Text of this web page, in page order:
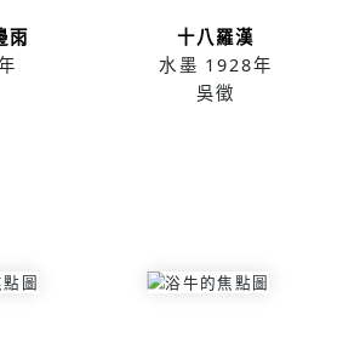
雨 十八羅漢
水墨 1928年
吳徵